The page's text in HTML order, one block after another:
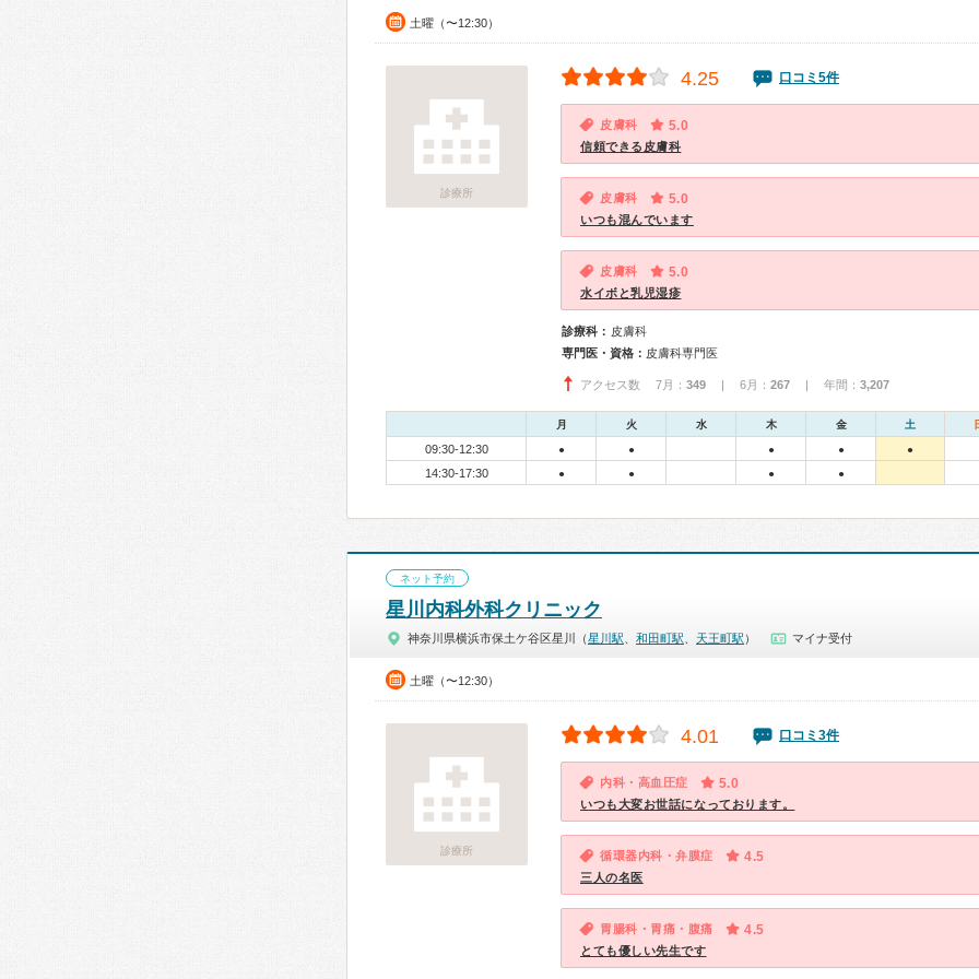
土曜（〜12:30）
診療所
4.25 口コミ5件
皮膚科 5.0
信頼できる皮膚科
皮膚科 5.0
いつも混んでいます
皮膚科 5.0
水イボと乳児湿疹
診療科： 皮膚科
専門医・資格： 皮膚科専門医
アクセス数 7月： 349 | 6月： 267 | 年間： 3,207
月 火 水 木 金 土
09:30-12:30 ● ● ● ● ●
14:30-17:30 ● ● ● ●
ネット予約
星川内科外科クリニック
神奈川県横浜市保土ケ谷区星川（星川駅 和田町駅 天王町駅 ） マイナ受付
土曜（〜12:30）
診療所
4.01 口コミ3件
内科・高血圧症 5.0
いつも大変お世話になっております。
循環器内科・弁膜症 4.5
三人の名医
胃腸科・胃痛・腹痛 4.5
とても優しい先生です